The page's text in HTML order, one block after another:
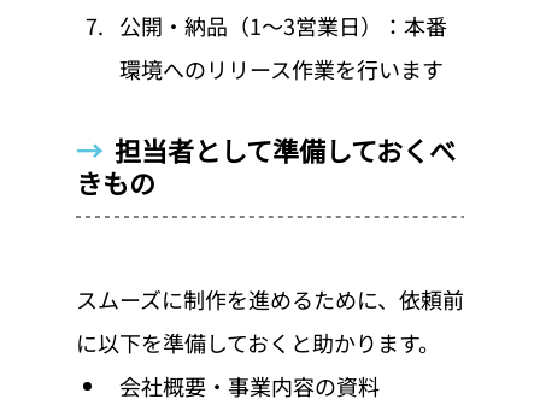
公開・納品（1〜3営業日）：本番
環境へのリリース作業を行います
→ 担当者として準備しておくべ
きもの
スムーズに制作を進めるために、依頼前
に以下を準備しておくと助かります。
会社概要・事業内容の資料